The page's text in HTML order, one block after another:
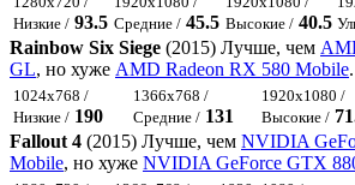
Низкие / 93.5 Средние / 45.5 Высокие / 40.5
Rainbow Six Siege (2015) Лучше, чем
GL, но хуже AMD Radeon RX 580 Mobile.
1024x768 /
Низкие / 190
1366x768 /
Средние / 131
1920x1080 /
Высокие /
Fallout 4 (2015) Лучше, чем NVIDIA
Mobile, но хуже NVIDIA GeForce GTX